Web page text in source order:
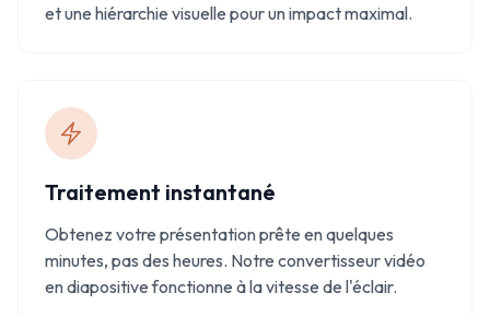
et une hiérarchie visuelle pour un impact maximal.
Traitement instantané
Obtenez votre présentation prête en quelques
minutes, pas des heures. Notre convertisseur vidéo
en diapositive fonctionne à la vitesse de l'éclair.